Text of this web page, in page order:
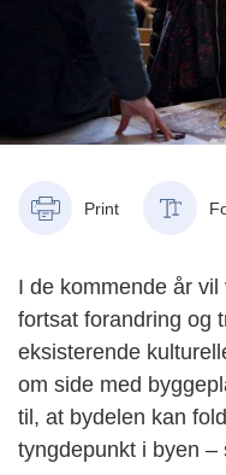
Print
I de kommende år
fortsat forandring og
eksisterende
om side med
til, at bydelen kan
tyngdepunkt i byen –